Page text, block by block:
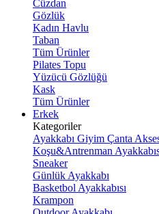
Cüzdan
Gözlük
Kadın Havlu
Taban
Tüm Ürünler
Pilates Topu
Yüzücü Gözlüğü
Kask
Tüm Ürünler
Erkek
Kategoriler
Ayakkabı Giyim Çanta
Koşu&Antrenman
Sneaker
Günlük Ayakkabı
Basketbol Ayakkabısı
Krampon